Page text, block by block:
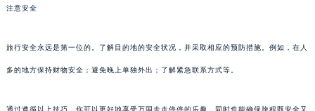
注意安全
旅行安全永远是第一位的。了解目的地的安全状况，并采取相应的预防措施。例如，在人
多的地方保持财物安全；避免晚上单独外出；了解紧急联系方式等。
通过遵循以上技巧，你可以更好地享受万国走走停停的乐趣，同时也能确保旅程既安全又